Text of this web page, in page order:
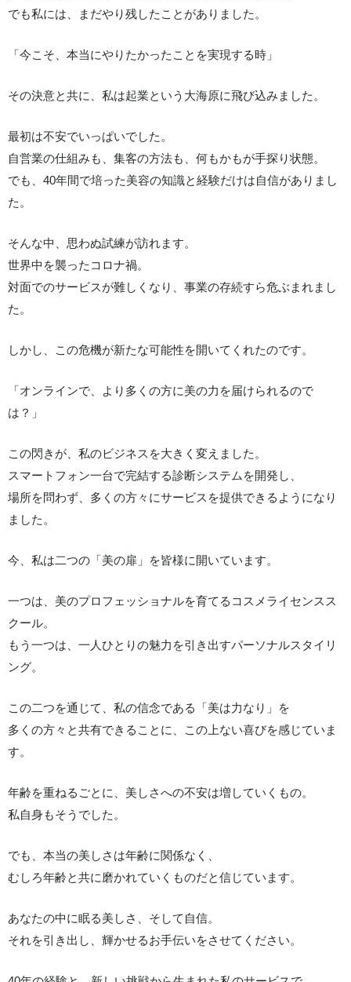
でも私には、まだやり残したことがありました。
「今こそ、本当にやりたかったことを実現する時」
その決意と共に、私は起業という大海原に飛び込みました。
最初は不安でいっぱいでした。
自営業の仕組みも、集客の方法も、何もかもが手探り状態。
でも、40年間で培った美容の知識と経験だけは自信がありまし
た。
そんな中、思わぬ試練が訪れます。
世界中を襲ったコロナ禍。
対面でのサービスが難しくなり、事業の存続すら危ぶまれまし
た。
しかし、この危機が新たな可能性を開いてくれたのです。
「オンラインで、より多くの方に美の力を届けられるので
は？」
この閃きが、私のビジネスを大きく変えました。
スマートフォン一台で完結する診断システムを開発し、
場所を問わず、多くの方々にサービスを提供できるようになり
ました。
今、私は二つの「美の扉」を皆様に開いています。
一つは、美のプロフェッショナルを育てるコスメライセンスス
クール。
もう一つは、一人ひとりの魅力を引き出すパーソナルスタイリ
ング。
この二つを通じて、私の信念である「美は力なり」を
多くの方々と共有できることに、この上ない喜びを感じていま
す。
年齢を重ねるごとに、美しさへの不安は増していくもの。
私自身もそうでした。
でも、本当の美しさは年齢に関係なく、
むしろ年齢と共に磨かれていくものだと信じています。
あなたの中に眠る美しさ、そして自信。
それを引き出し、輝かせるお手伝いをさせてください。